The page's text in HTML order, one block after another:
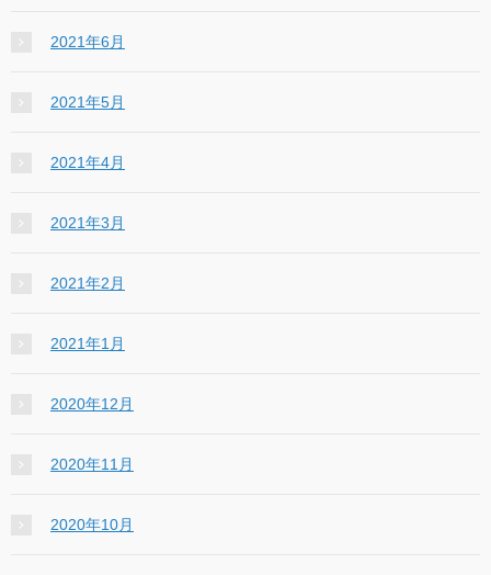
2021年6月
2021年5月
2021年4月
2021年3月
2021年2月
2021年1月
2020年12月
2020年11月
2020年10月